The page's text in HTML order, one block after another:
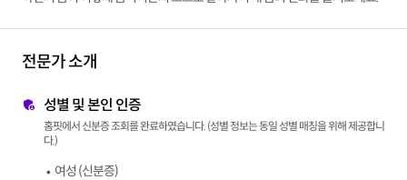
전문가 소개
성별 및 본인 인증
홈핏에서 신분증 조회를 완료하였습니다. (성별 정보는 동일 성별 매칭을 위해 제공합니
다.)
여성 (신분증)